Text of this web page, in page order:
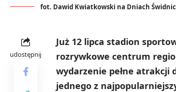
fot. Dawid Kwiatkowski na Dniach
udostępnij
Już 12 lipca stadion
rozrywkowe centrum
wydarzenie pełne atrakcji
jednego z